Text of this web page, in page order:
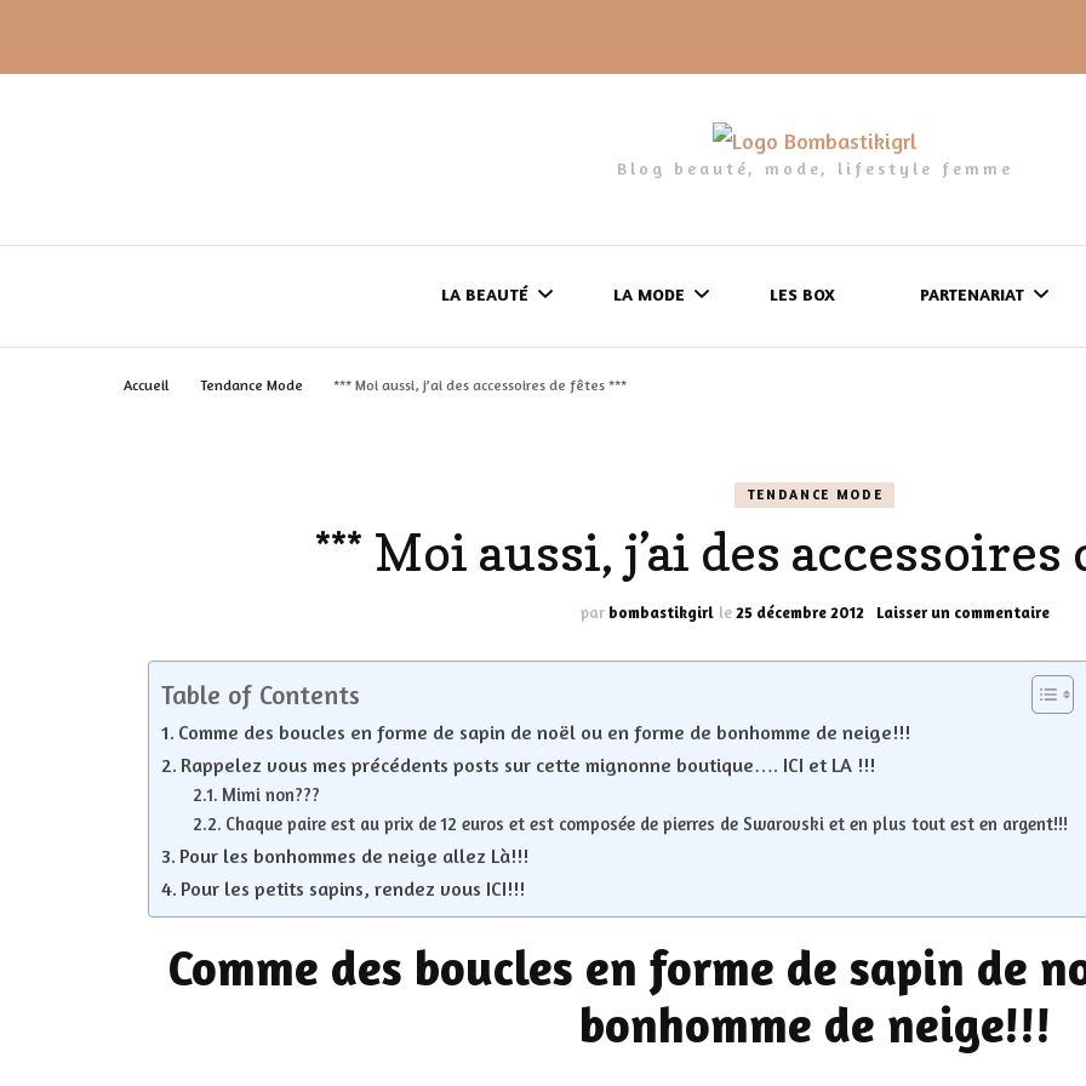
Blog beauté, mode, lifestyle femme
LA BEAUTÉ
LES GELS-DOUCHE
LES DÉOS
LES PARFUMS
LES CHEVEUX
LA VIE PLUS SIMPLE…
ACCESSOIRES BIEN
PRATIQUES
LA MODE
MES LOOKS
LA LINGERIE
LES BOX PARTENARIAT
Accueil Tendance Mode *** Moi aussi, j’ai des accessoires de fêtes ***
TENDANCE MODE
*** Moi aussi, j’ai des accessoires
par bombastikgirl le25 décembre 2012 Laisser un commentairesur
Moi
aussi,
j’ai
***
Table of Contents
Comme des boucles en forme de sapin de noël ou en forme de bonhomme de neige!!!
Rappelez vous mes précédents posts sur cette mignonne boutique…. ICI et LA !!!
Mimi non???
Chaque paire est au prix de 12 euros et est composée de pierres de Swarovski et en plus tout est en argent!!!
Pour les bonhommes de neige allez Là!!!
Pour les petits sapins, rendez vous ICI!!!
Comme des boucles en forme de sapin de
bonhomme de neige!!!